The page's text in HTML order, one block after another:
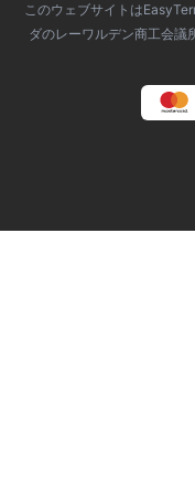
このウェブサイトは
ダのレーワルデン商工会議